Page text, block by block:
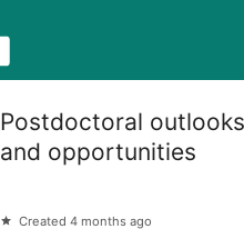
Postdoctoral outlooks
and opportunities
Created 4 months ago